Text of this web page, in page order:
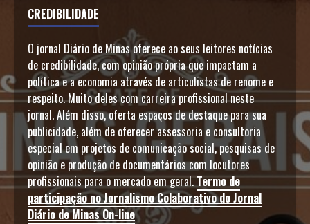
CREDIBILIDADE
O jornal Diário de Minas oferece ao seus leitores notícias
de credibilidade, com opinião própria que impactam a
política e a economia através de articulistas de renome e
respeito. Muito deles com carreira profissional neste
jornal. Além disso, oferta espaços de destaque para sua
publicidade, além de oferecer assessoria e consultoria
especial em projetos de comunicação social, pesquisas de
opinião e produção de documentários com locutores
profissionais para o mercado em geral.Termo de
participação no Jornalismo Colaborativo do Jornal
Diário de Minas On-line